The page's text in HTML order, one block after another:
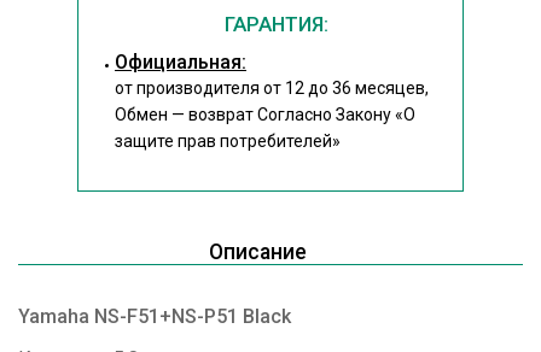
ГАРАНТИЯ:
Официальная:
от производителя от 12 до 36 месяцев,
Обмен — возврат Согласно Закону«О
защите прав потребителей»
Описание
Yamaha NS-F51+NS-P51 Black